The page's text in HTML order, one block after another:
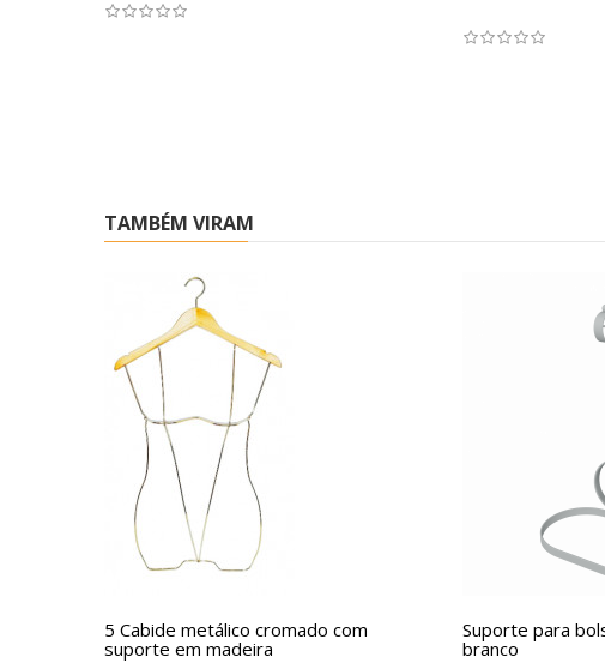
TAMBÉM VIRAM
5 Cabide metálico cromado com
suporte em madeira
Suporte para
branco